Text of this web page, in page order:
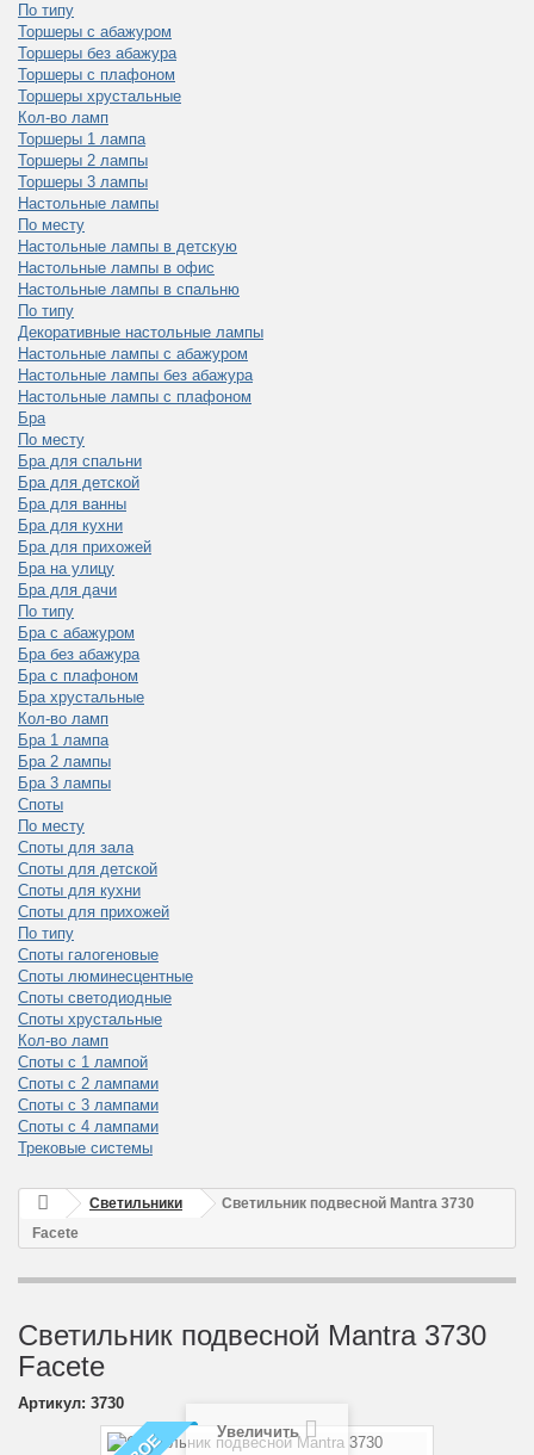
По типу
Торшеры с абажуром
Торшеры без абажура
Торшеры с плафоном
Торшеры хрустальные
Кол-во ламп
Торшеры 1 лампа
Торшеры 2 лампы
Торшеры 3 лампы
Настольные лампы
По месту
Настольные лампы в детскую
Настольные лампы в офис
Настольные лампы в спальню
По типу
Декоративные настольные лампы
Настольные лампы с абажуром
Настольные лампы без абажура
Настольные лампы с плафоном
Бра
По месту
Бра для спальни
Бра для детской
Бра для ванны
Бра для кухни
Бра для прихожей
Бра на улицу
Бра для дачи
По типу
Бра с абажуром
Бра без абажура
Бра с плафоном
Бра хрустальные
Кол-во ламп
Бра 1 лампа
Бра 2 лампы
Бра 3 лампы
Споты
По месту
Споты для зала
Споты для детской
Споты для кухни
Споты для прихожей
По типу
Споты галогеновые
Споты люминесцентные
Споты светодиодные
Споты хрустальные
Кол-во ламп
Споты с 1 лампой
Споты с 2 лампами
Споты с 3 лампами
Споты с 4 лампами
Трековые системы
Светильники
Светильник подвесной Mantra 3730
Facete
Светильник подвесной Mantra 3730
Facete
Артикул: 3730
Увеличить